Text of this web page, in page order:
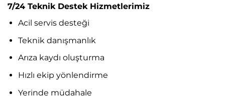
7/24 Teknik Destek Hizmetlerimiz
Acil servis desteği
Teknik danışmanlık
Arıza kaydı oluşturma
Hızlı ekip yönlendirme
Yerinde müdahale